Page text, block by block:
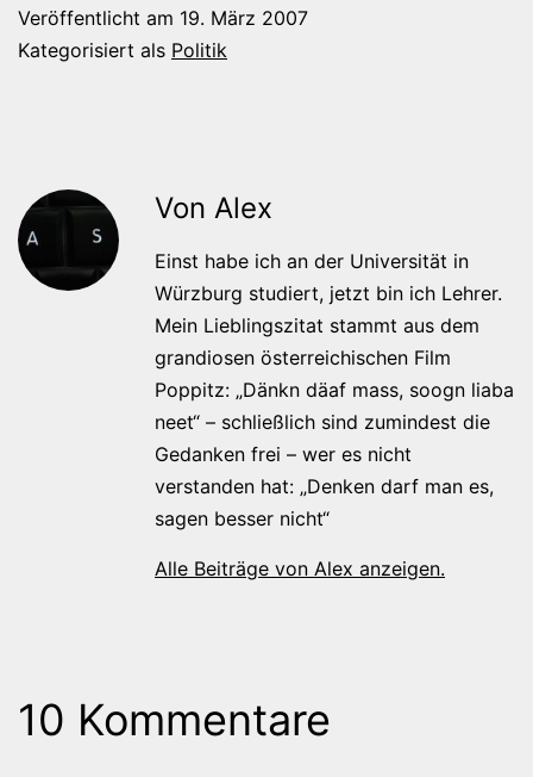
Veröffentlicht am 19. März 2007
Kategorisiert als Politik
Von Alex
Einst habe ich an der Universität in
Würzburg studiert, jetzt bin ich Lehrer.
Mein Lieblingszitat stammt aus dem
grandiosen österreichischen Film
Poppitz: „Dänkn däaf mass, soogn liaba
neet“ – schließlich sind zumindest die
Gedanken frei – wer es nicht
verstanden hat: „Denken darf man es,
sagen besser nicht“
Alle Beiträge von Alex anzeigen.
10 Kommentare